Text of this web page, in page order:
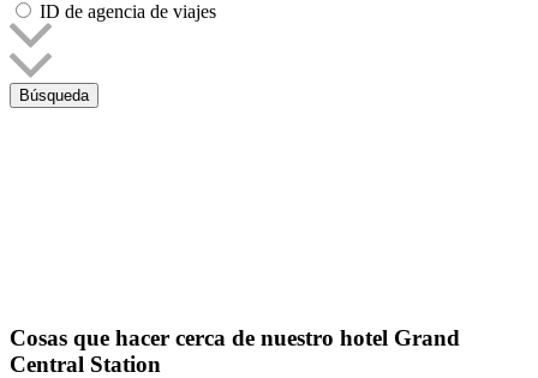
ID de agencia de viajes
Búsqueda
Cosas que hacer cerca de nuestro hotel Grand
Central Station